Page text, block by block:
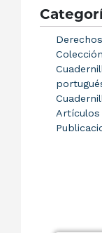
Artículos